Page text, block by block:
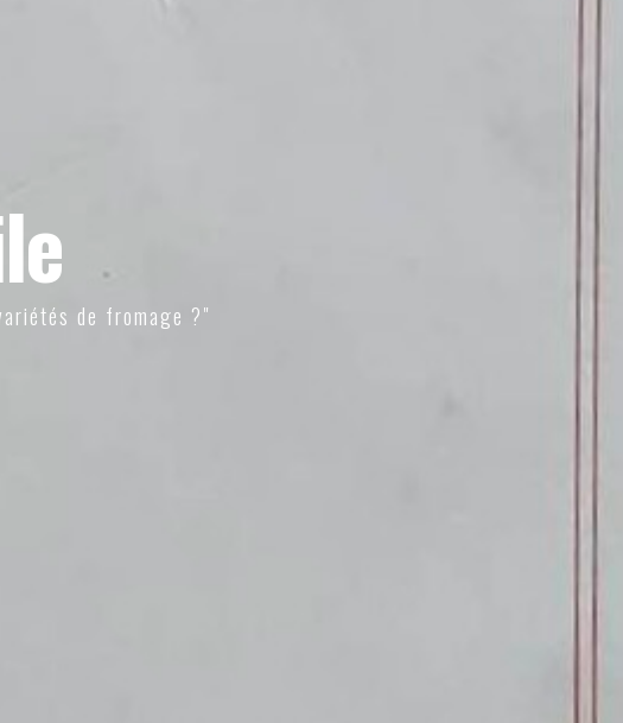
de fromage ?"